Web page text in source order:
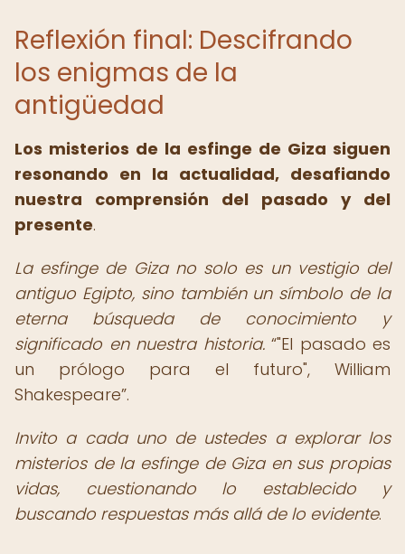
Reflexión final: Descifrando
los enigmas de la
antigüedad
Los misterios de la esfinge de Giza siguen
resonando en la actualidad, desafiando
nuestra comprensión del pasado y del
presente.
La esfinge de Giza no solo es un vestigio del
antiguo Egipto, sino también un símbolo de la
eterna búsqueda de conocimiento y
significado en nuestra historia. "El pasado es
un prólogo para el futuro", William
Shakespeare .
Invito a cada uno de ustedes a explorar los
misterios de la esfinge de Giza en sus propias
vidas, cuestionando lo establecido y
buscando respuestas más allá de lo evidente.